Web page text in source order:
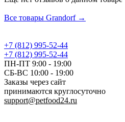
Все товары Grandorf →
+7 (812) 995-52-44
+7 (812) 995-52-44
ПН-ПТ 9:00 - 19:00
СБ-ВС 10:00 - 19:00
Заказы через сайт
принимаются круглосуточно
support@petfood24.ru